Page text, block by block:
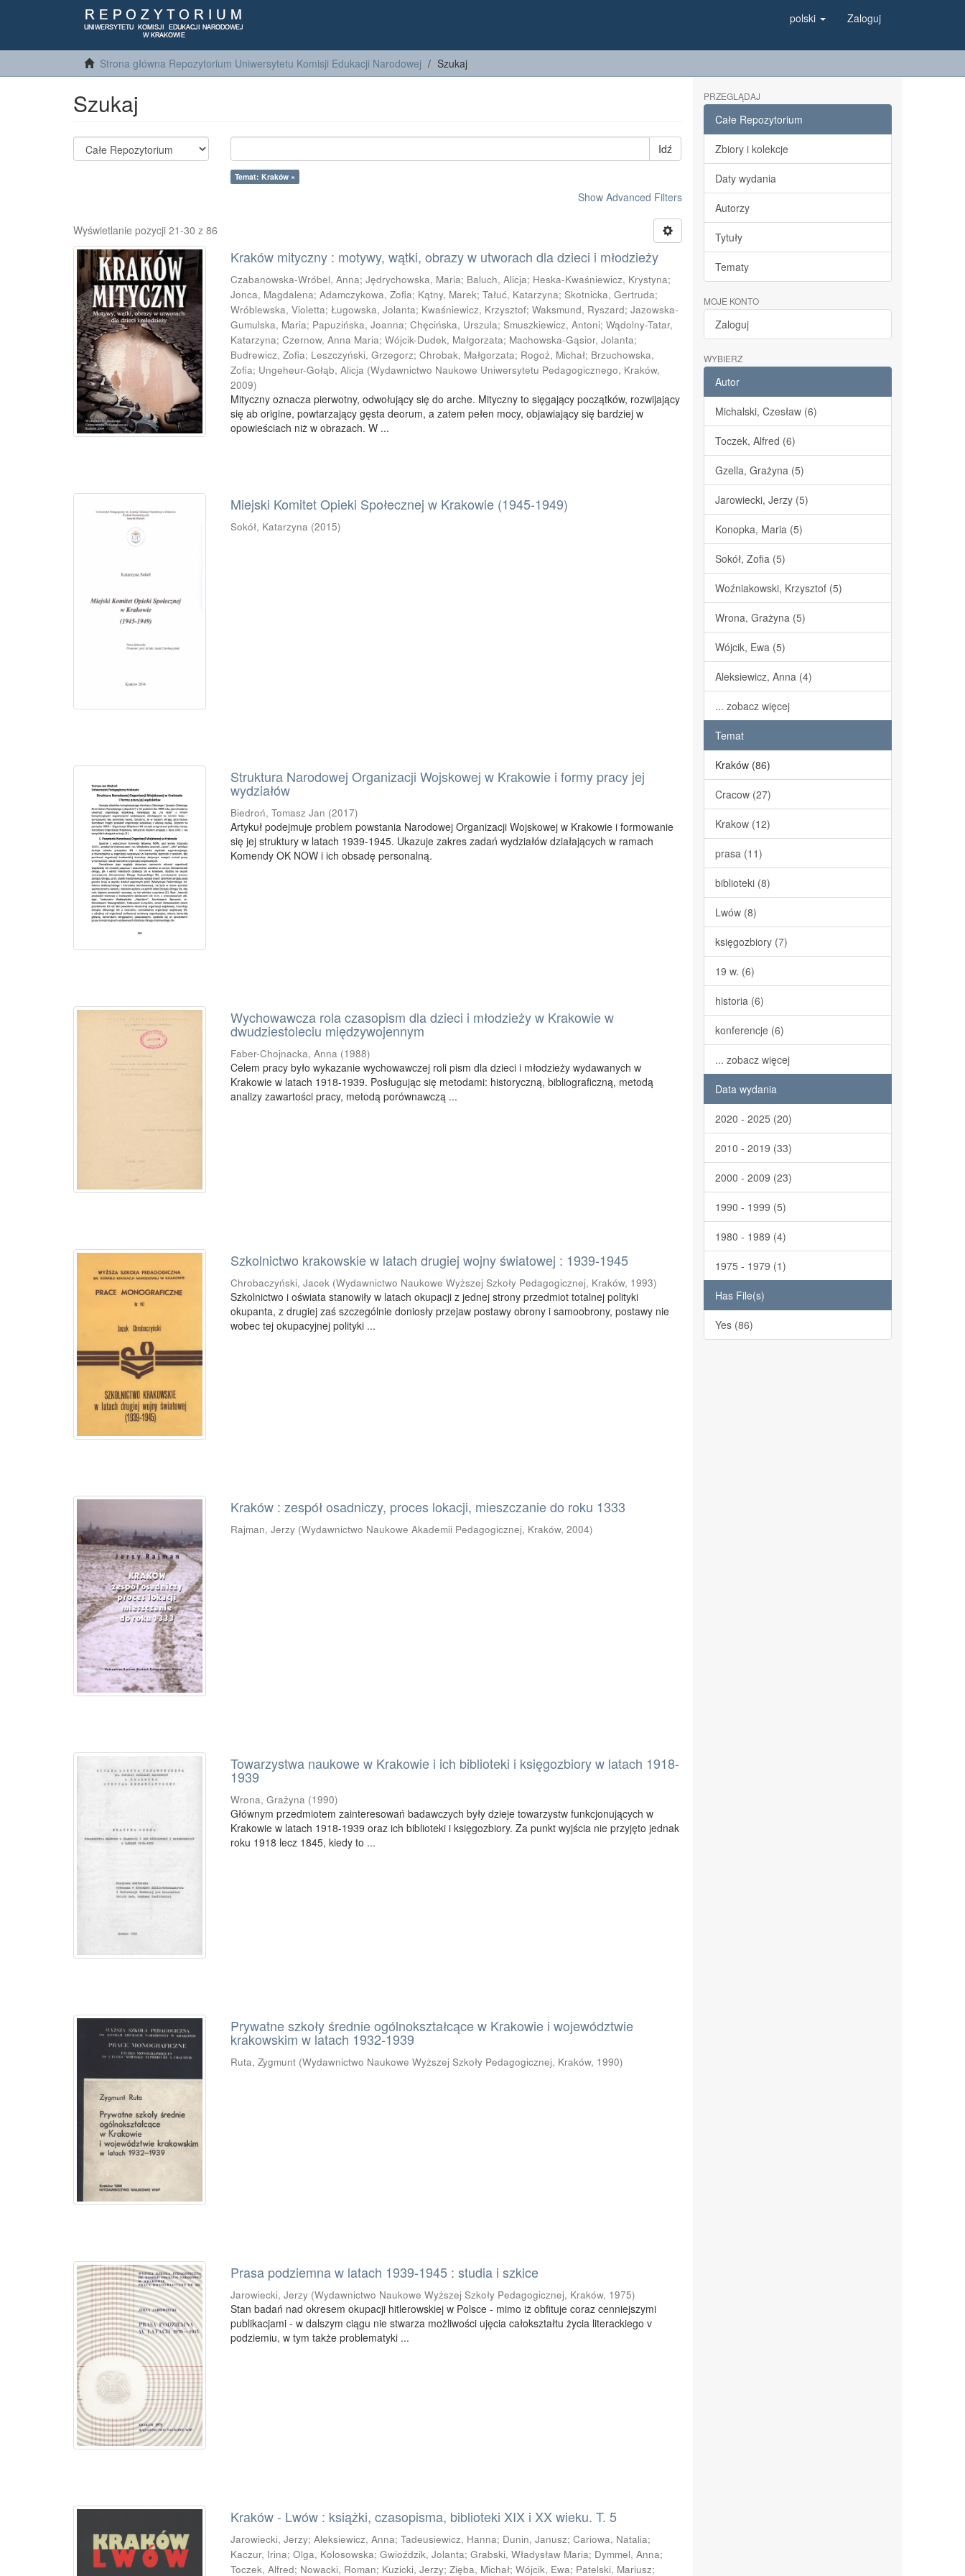
polski Zaloguj
Strona główna Repozytorium Uniwersytetu Komisji Edukacji Narodowej Szukaj
Szukaj
Idź
Temat: Kraków ×
Show Advanced Filters
Wyświetlanie pozycji 21-30 z 86
Kraków mityczny : motywy, wątki, obrazy w utworach dla dzieci i młodzieży
Czabanowska-Wróbel, Anna;Jędrychowska, Maria; Baluch, Alicja; Heska-Kwaśniewicz, Krystyna;
Jonca, Magdalena;Adamczykowa, Zofia; Kątny, Marek;Tałuć, Katarzyna;Skotnicka, Gertruda;
Wróblewska, Violetta;Ługowska, Jolanta; Kwaśniewicz, Krzysztof;Waksmund, Ryszard;Jazowska-
Gumulska, Maria; Papuzińska, Joanna;Chęcińska, Urszula;Smuszkiewicz, Antoni;Wądolny-Tatar,
Katarzyna;Czernow, Anna Maria;Wójcik-Dudek, Małgorzata; Machowska-Gąsior, Jolanta;
Budrewicz, Zofia; Leszczyński, Grzegorz;Chrobak, Małgorzata; Rogoż, Michał; Brzuchowska,
Zofia; Ungeheur-Gołąb, Alicja (Wydawnictwo Naukowe Uniwersytetu Pedagogicznego, Kraków,
2009)
Mityczny oznacza pierwotny, odwołujący się do arche. Mityczny to sięgający początków, rozwijający
się ab origine, powtarzający gęsta deorum, a zatem pełen mocy, objawiający się bardziej w
opowieściach niż w obrazach. W ...
Miejski Komitet Opieki Społecznej w Krakowie (1945-1949)
Sokół, Katarzyna (2015)
Struktura Narodowej Organizacji Wojskowej w Krakowie i formy pracy jej
wydziałów
Biedroń, Tomasz Jan (2017)
Artykuł podejmuje problem powstania Narodowej Organizacji Wojskowej w Krakowie i formowanie
się jej struktury w latach 1939-1945. Ukazuje zakres zadań wydziałów działających w ramach
Komendy OK NOW i ich obsadę personalną.
Wychowawcza rola czasopism dla dzieci i młodzieży w Krakowie w
dwudziestoleciu międzywojennym
Faber-Chojnacka, Anna (1988)
Celem pracy było wykazanie wychowawczej roli pism dla dzieci i młodzieży wydawanych w
Krakowie w latach 1918-1939. Posługując się metodami: historyczną, bibliograficzną, metodą
analizy zawartości pracy, metodą porównawczą ...
Szkolnictwo krakowskie w latach drugiej wojny światowej : 1939-1945
Chrobaczyński, Jacek (Wydawnictwo Naukowe Wyższej Szkoły Pedagogicznej, Kraków, 1993)
Szkolnictwo i oświata stanowiły w latach okupacji z jednej strony przedmiot totalnej polityki
okupanta, z drugiej zaś szczególnie doniosły przejaw postawy obrony i samoobrony, postawy nie
wobec tej okupacyjnej polityki ...
Kraków : zespół osadniczy, proces lokacji, mieszczanie do roku 1333
Rajman, Jerzy (Wydawnictwo Naukowe Akademii Pedagogicznej, Kraków,2004)
Towarzystwa naukowe w Krakowie i ich biblioteki i księgozbiory w latach 1918-
1939
Wrona, Grażyna (1990)
Głównym przedmiotem zainteresowań badawczych były dzieje towarzystw funkcjonujących w
Krakowie w latach 1918-1939 oraz ich biblioteki i księgozbiory. Za punkt wyjścia nie przyjęto jednak
roku 1918 lecz 1845, kiedy to ...
Prywatne szkoły średnie ogólnokształcące w Krakowie i województwie
krakowskim w latach 1932-1939
Ruta, Zygmunt (Wydawnictwo Naukowe Wyższej Szkoły Pedagogicznej, Kraków, 1990)
Prasa podziemna w latach 1939-1945 : studia i szkice
Jarowiecki, Jerzy (Wydawnictwo Naukowe Wyższej Szkoły Pedagogicznej, Kraków, 1975)
Stan badań nad okresem okupacji hitlerowskiej w Polsce - mimo iż obfituje coraz cenniejszymi
publikacjami - w dalszym ciągu nie stwarza możliwości ujęcia całokształtu życia literackiego v
podziemiu, w tym także problematyki ...
Kraków - Lwów : książki, czasopisma, biblioteki XIX i XX wieku. T. 5
Jarowiecki, Jerzy;Aleksiewicz, Anna;Tadeusiewicz, Hanna; Dunin, Janusz;Cariowa, Natalia;
Kaczur, Irina;Olga, Kolosowska;Gwioździk, Jolanta;Grabski, Władysław Maria; Dymmel, Anna;
Toczek, Alfred; Nowacki, Roman; Kuzicki, Jerzy;Zięba, Michał;Wójcik, Ewa; Patelski, Mariusz;
PRZEGLĄDAJ
Całe Repozytorium
Zbiory i kolekcje
Daty wydania
Autorzy
Tytuły
Tematy
MOJE KONTO
Zaloguj
WYBIERZ
Autor
Michalski, Czesław (6)
Toczek, Alfred (6)
Gzella, Grażyna (5)
Jarowiecki, Jerzy (5)
Konopka, Maria (5)
Sokół, Zofia (5)
Woźniakowski, Krzysztof (5)
Wrona, Grażyna (5)
Wójcik, Ewa (5)
Aleksiewicz, Anna (4)
... zobacz więcej
Temat
Kraków (86)
Cracow (27)
Krakow (12)
prasa (11)
biblioteki (8)
Lwów (8)
księgozbiory (7)
19 w. (6)
historia (6)
konferencje (6)
... zobacz więcej
Data wydania
2020 - 2025 (20)
2010 - 2019 (33)
2000 - 2009 (23)
1990 - 1999 (5)
1980 - 1989 (4)
1975 - 1979 (1)
Has File(s)
Yes (86)